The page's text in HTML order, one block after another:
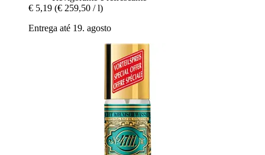
€ 5,19 (€ 259,50 / l)
Entrega até 19. agosto